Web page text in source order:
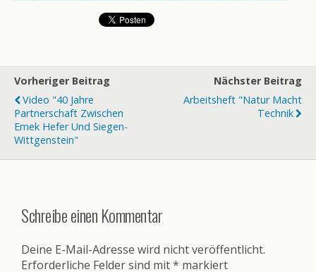
Vorheriger Beitrag
Video "40 Jahre
Partnerschaft Zwischen
Emek Hefer Und Siegen-
Wittgenstein"
Nächster Beitrag
Arbeitsheft "Natur Macht
Technik
Schreibe einen Kommentar
Deine E-Mail-Adresse wird nicht veröffentlicht.
Erforderliche Felder sind mit* markiert